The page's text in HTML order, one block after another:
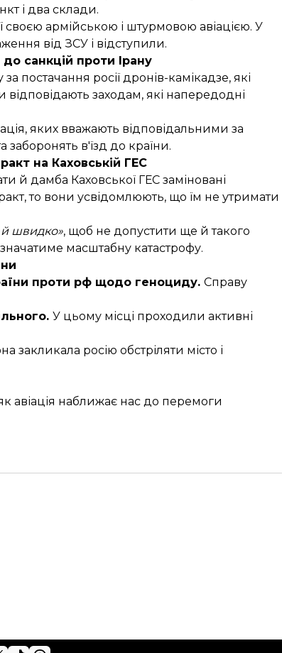
і два склади.
своєю армійською і штурмовою авіацією. У
від ЗСУ і відступили.
санкцій проти Ірану
за постачання росії дронів-камікадзе, які
заходам, які напередодні
яких вважають відповідальними за
заборонять в'їзд до країни.
на Каховській ГЕС
й дамба Каховської ГЕС заміновані
то вони усвідомлюють, що їм не утримати
швидко», щоб не допустити ще й такого
масштабну катастрофу.
проти рф щодо геноциду. Справу
У цьому місці проходили активні
закликала росію обстріляти місто і
авіація наближає нас до перемоги